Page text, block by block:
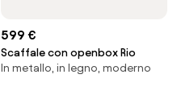
599 €
Scaffale con openbox Rio
In metallo, in legno, moderno